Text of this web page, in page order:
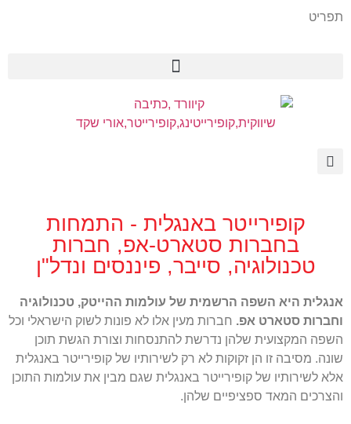
תפריט
קופירייטר באנגלית - התמחות
בחברות סטארט-אפ, חברות
טכנולוגיה, סייבר, פיננסים ונדל"ן
אנגלית היא השפה הרשמית של עולמות ההייטק, טכנולוגיה
וחברות סטארט אפ. חברות מעין אלו לא פונות לשוק הישראלי וכל
השפה המקצועית שלהן נדרשת להתנסחות וצורת הגשת תוכן
שונה. מסיבה זו הן זקוקות לא רק לשירותיו של קופירייטר באנגלית
אלא לשירותיו של קופירייטר באנגלית שגם מבין את עולמות התוכן
והצרכים המאד ספציפיים שלהן.